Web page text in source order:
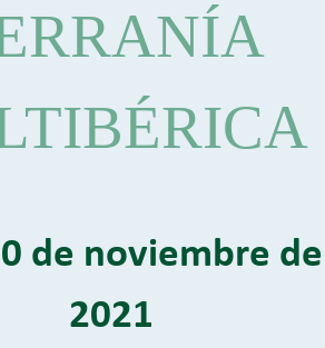
de noviembre de
2021